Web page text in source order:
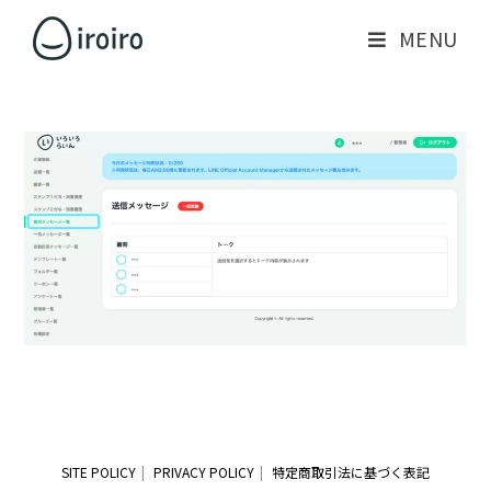
MENU
SITE POLICY PRIVACY POLICY 特定商取引法に基づく表記